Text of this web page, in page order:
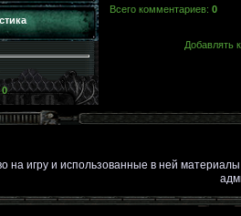
0
Всего комментариев: 0
Добавлять
на игру и использованные в ней